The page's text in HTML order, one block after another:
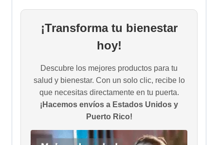
¡Transforma tu bienestar
hoy!
Descubre los mejores productos para tu
salud y bienestar. Con un solo clic, recibe lo
que necesitas directamente en tu puerta.
¡Hacemos envíos a Estados Unidos y
Puerto Rico!